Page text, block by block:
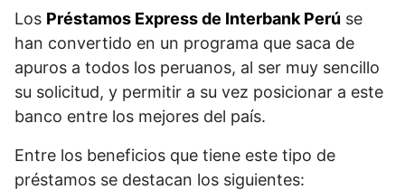
Los Préstamos Express de Interbank Perú se
han convertido en un programa que saca de
apuros a todos los peruanos, al ser muy sencillo
su solicitud, y permitir a su vez posicionar a este
banco entre los mejores del país.
Entre los beneficios que tiene este tipo de
préstamos se destacan los siguientes: